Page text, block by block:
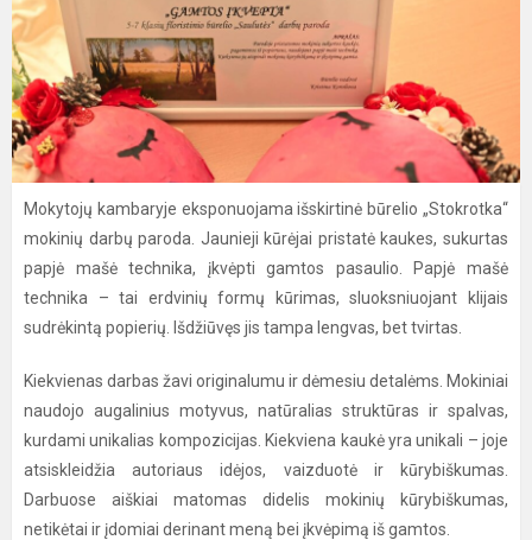
Mokytojų kambaryje eksponuojama išskirtinė būrelio „Stokrotka“
mokinių darbų paroda. Jaunieji kūrėjai pristatė kaukes, sukurtas
papjė mašė technika, įkvėpti gamtos pasaulio. Papjė mašė
technika – tai erdvinių formų kūrimas, sluoksniuojant klijais
sudrėkintą popierių. Išdžiūvęs jis tampa lengvas, bet tvirtas.
Kiekvienas darbas žavi originalumu ir dėmesiu detalėms. Mokiniai
naudojo augalinius motyvus, natūralias struktūras ir spalvas,
kurdami unikalias kompozicijas. Kiekviena kaukė yra unikali – joje
atsiskleidžia autoriaus idėjos, vaizduotė ir kūrybiškumas.
Darbuose aiškiai matomas didelis mokinių kūrybiškumas,
netikėtai ir įdomiai derinant meną bei įkvėpimą iš gamtos.